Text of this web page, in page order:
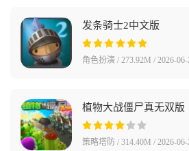
发条骑士2中文版
角色扮演 / 273.92M / 2026-06-
植物大战僵尸真无双版
策略塔防 / 314.40M / 2026-06-